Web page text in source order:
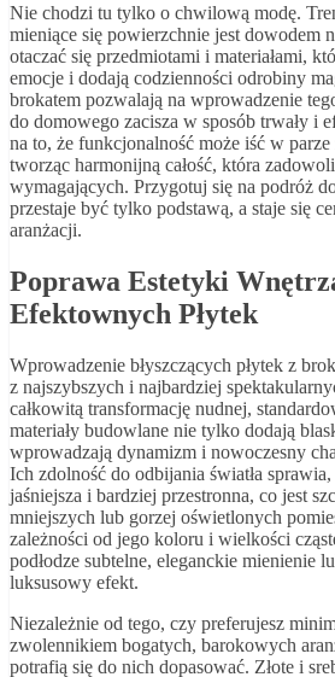
Nie chodzi tu tylko o chwilową modę.
mieniące się powierzchnie jest dowodem
otaczać się przedmiotami i materiałami,
emocje i dodają codzienności odrobiny
brokatem pozwalają na wprowadzenie
do domowego zacisza w sposób trwały i
na to, że funkcjonalność może iść w
tworząc harmonijną całość, która
wymagających. Przygotuj się na podróż
przestaje być tylko podstawą, a staje się
aranżacji.
Poprawa Estetyki
Efektownych Płytek
Wprowadzenie błyszczących płytek z
z najszybszych i najbardziej
całkowitą transformację nudnej,
materiały budowlane nie tylko dodają
wprowadzają dynamizm i nowoczesny
Ich zdolność do odbijania światła
jaśniejsza i bardziej przestronna, co jest
mniejszych lub gorzej oświetlonych
zależności od jego koloru i wielkości
podłodze subtelne, eleganckie mienienie
luksusowy efekt.
Niezależnie od tego, czy preferujesz
zwolennikiem bogatych, barokowych
potrafią się do nich dopasować. Złote i